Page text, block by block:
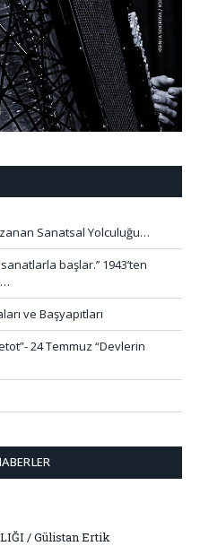
Sanatsal Yolculuğu…
başlar.’’ 1943’ten
ve Başyapıtları
24 Temmuz “Devlerin
/ Gülistan Ertik